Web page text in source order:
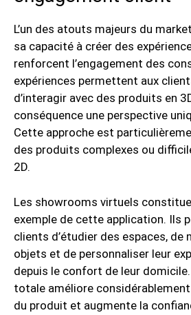
L’un des atouts majeurs du
sa capacité à créer des
renforcent l’engagement des
expériences permettent aux
d’interagir avec des produits en
conséquence une perspective
Cette approche est
des produits complexes ou
2D.
Les showrooms virtuels
exemple de cette application. Ils
clients d’étudier des espaces, de
objets et de personnaliser leur
depuis le confort de leur
totale améliore
du produit et augmente la